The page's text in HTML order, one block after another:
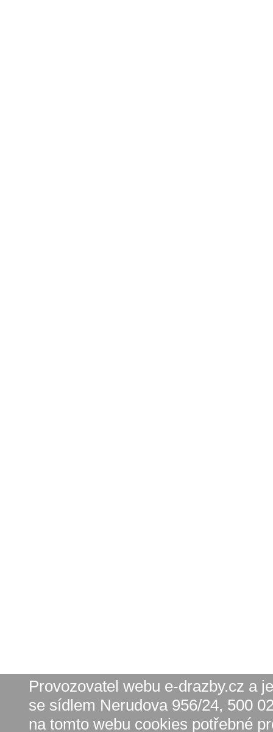
Provozovatel webu e-drazby.cz a
se sídlem Nerudova 956/24, 500
na tomto webu cookies potřebné